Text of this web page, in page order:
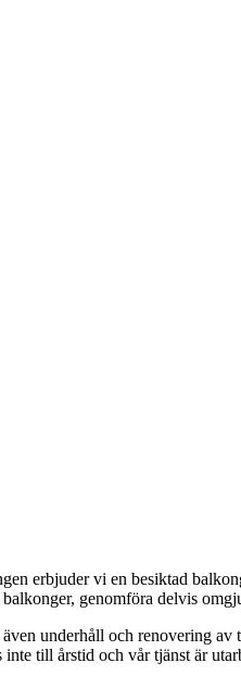
erbjuder vi en besiktad
genomföra delvis
underhåll och renovering av
till årstid och vår tjänst är